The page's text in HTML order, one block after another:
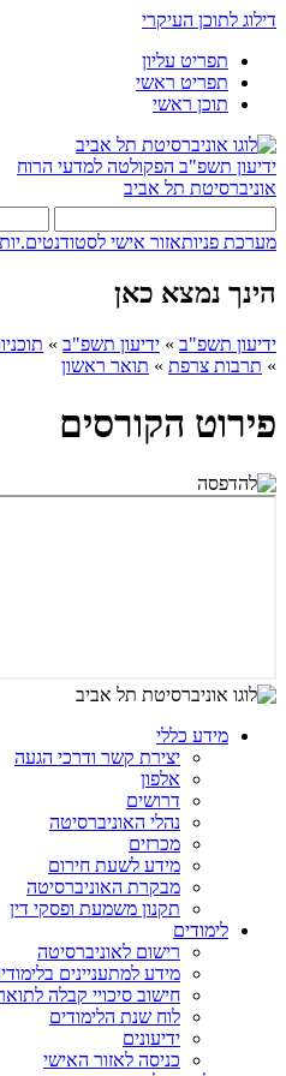
דילוג לתוכן העיקרי
תפריט עליון
תפריט ראשי
תוכן ראשי
ידיעון תשפ"ב הפקולטה למדעי הרוח
אוניברסיטת תל אביב
מערכת פניותאזור אישי לסטודנטים.יות
הינך נמצא כאן
ידיעון תשפ"ב » ידיעון תשפ"ב »
» תרבות צרפת » תואר ראשון
פירוט הקורסים
מידע כללי
יצירת קשר ודרכי הגעה
אלפון
דרושים
נהלי האוניברסיטה
מכרזים
מידע לשעת חירום
מבקרת האוניברסיטה
תקנון משמעת ופסקי דין
לימודים
רישום לאוניברסיטה
מידע למתעניינים
חישוב סיכויי קבלה
לוח שנת הלימודים
ידיעונים
כניסה לאזור האישי